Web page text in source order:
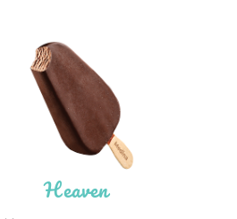
Heaven